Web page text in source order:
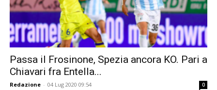
Passa il Frosinone, Spezia ancora KO. Pari a
Chiavari fra Entella...
Redazione - 04 Lug 2020 09:54 0